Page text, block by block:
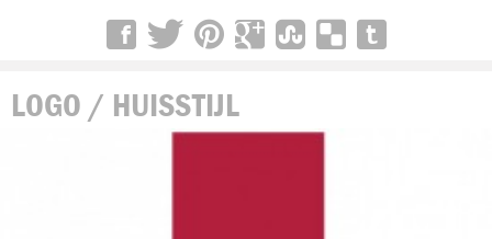
LOGO / HUISSTIJL